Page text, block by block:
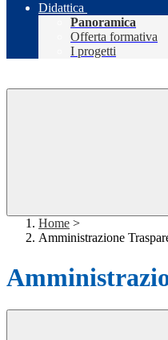
Didattica
Panoramica
Offerta formativa
I progetti
Home >
Amministrazione